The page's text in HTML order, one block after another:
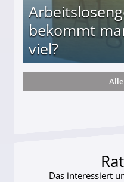
bekommt
viel?
und wie viel?
Das interessiert